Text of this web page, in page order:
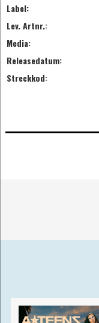
Label:
Lev. Artnr.:
Media:
Releasedatum:
Streckkod: